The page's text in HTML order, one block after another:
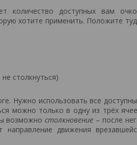
количество доступных вам
хотите применить. Положите
столкнуться)
Нужно использовать все
можно только в одну из трёх
возможностолкновение – после
движения